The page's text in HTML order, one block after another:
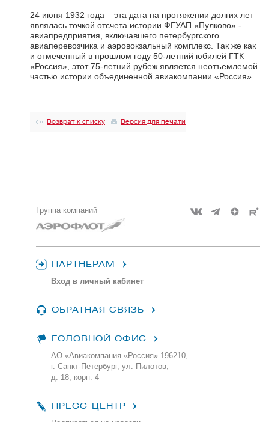
24 июня 1932 года – эта дата на протяжении долгих лет
являлась точкой отсчета истории ФГУАП «Пулково» -
авиапредприятия, включавшего петербургского
авиаперевозчика и аэровокзальный комплекс. Так же как
и отмеченный в прошлом году 50-летний юбилей ГТК
«Россия», этот 75-летний рубеж является неотъемлемой
частью истории объединенной авиакомпании «Россия».
Возврат к списку Версия для печати
Группа компаний
ПАРТНЕРАМ
Вход в личный кабинет
ОБРАТНАЯ СВЯЗЬ
ГОЛОВНОЙ ОФИС
АО «Авиакомпания «Россия» 196210,
г. Санкт-Петербург, ул. Пилотов,
д. 18, корп. 4
ПРЕСС-ЦЕНТР